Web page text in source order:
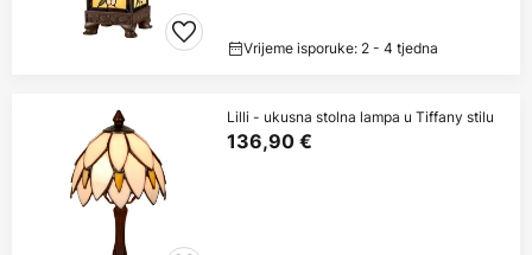
Vrijeme isporuke: 2 - 4 tjedna
Lilli - ukusna stolna lampa u Tiffany stilu
136,90 €